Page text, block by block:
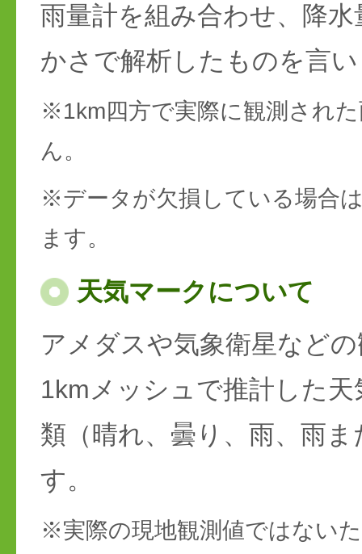
雨量計を組み合わせ、降
かさで解析したものを言
※1km四方で実際に観測され
ん。
※データが欠損している場合
ます。
天気マークについて
アメダスや気象衛星など
1kmメッシュで推計した
類（晴れ、曇り、雨、雨
す。
※実際の現地観測値ではない